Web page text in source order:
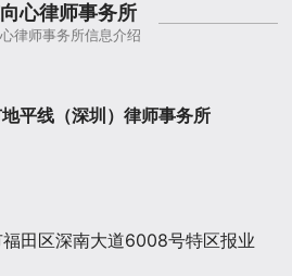
心律师事务所
律师事务所信息介绍
平线（深圳）律师事务所
福田区深南大道6008号特区报业